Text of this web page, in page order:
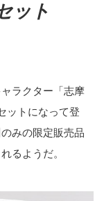
ット
ラクター「志摩
ットになって登
みの限定販売品
るようだ。